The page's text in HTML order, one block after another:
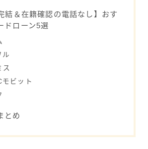
結＆在籍確認の電話なし】おす
ドローン5選
ル
ス
モビット
とめ